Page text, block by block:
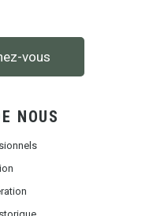
vous
NOUS